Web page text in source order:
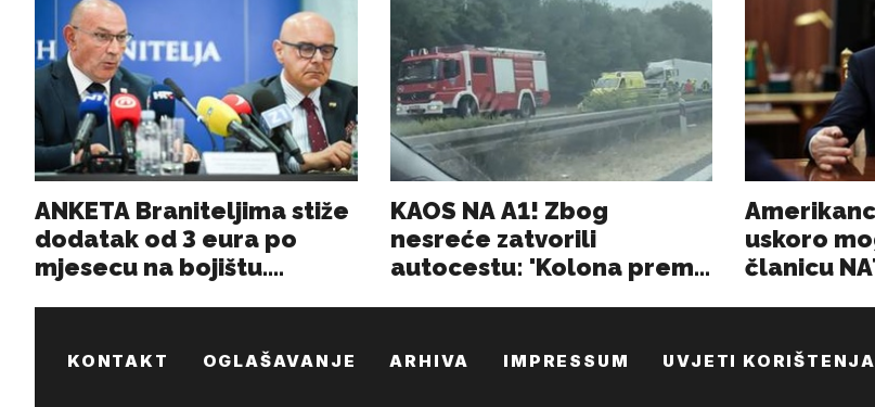
KONTAKT OGLAŠAVANJE ARHIVA IMPRESSUM UVJETI KORIŠTENJA